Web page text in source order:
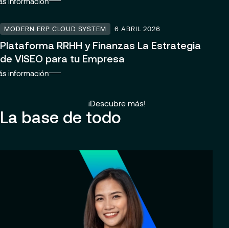
MODERN ERP CLOUD SYSTEM 6 ABRIL 2026
Plataforma RRHH y Finanzas La Estrategia
de VISEO para tu Empresa
información
¡Descubre más!
La base de todo